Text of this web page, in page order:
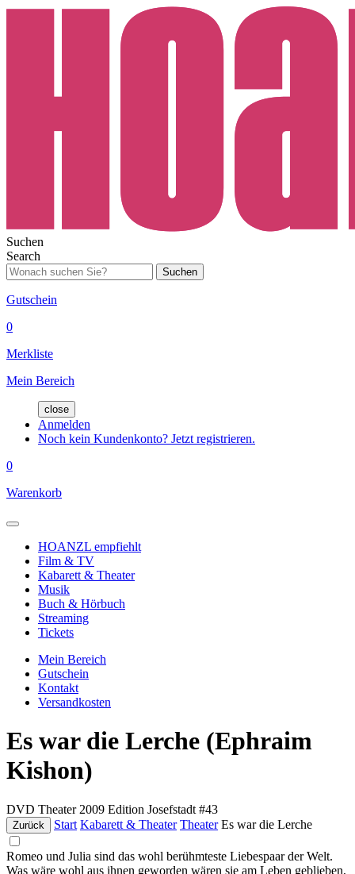
Suchen
Search
Suchen
Gutschein
0
Merkliste
Mein Bereich
close
Anmelden
Noch kein Kundenkonto? Jetzt registrieren.
0
Warenkorb
HOANZL empfiehlt
Film & TV
Kabarett & Theater
Musik
Buch & Hörbuch
Streaming
Tickets
Mein Bereich
Gutschein
Kontakt
Versandkosten
Es war die Lerche (Ephraim
Kishon)
DVD Theater 2009 Edition Josefstadt #43
Zurück Start Kabarett & Theater Theater Es war die Lerche
Romeo und Julia sind das wohl berühmteste Liebespaar der Welt.
Was wäre wohl aus ihnen geworden wären sie am Leben geblieben,